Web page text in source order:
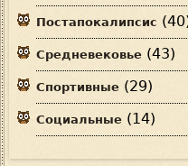
Постапокалипсис
Средневековье (43)
Спортивные (29)
Социальные (14)